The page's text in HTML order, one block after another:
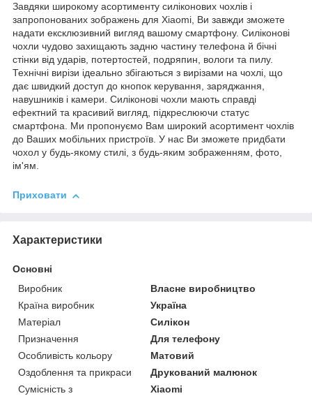
Завдяки широкому асортименту силіконових чохлів і
запропонованих зображень для Xiaomi, Ви завжди зможете
надати ексклюзивний вигляд вашому смартфону. Силіконові
чохли чудово захищають задню частину телефона й бічні
стінки від ударів, потертостей, подряпин, вологи та пилу.
Технічні вирізи ідеально збігаються з вирізами на чохлі, що
дає швидкий доступ до кнопок керування, заряджання,
навушників і камери. Силіконові чохли мають справді
ефектний та красивий вигляд, підкреслюючи статус
смартфона. Ми пропонуємо Вам широкий асортимент чохлів
до Ваших мобільних пристроїв. У нас Ви зможете придбати
чохол у будь-якому стилі, з будь-яким зображенням, фото,
ім'ям.
Приховати
Характеристики
Основні
Виробник
Власне виробництво
Країна виробник
Україна
Матеріал
Силікон
Призначення
Для телефону
Особливість кольору
Матовий
Оздоблення та прикраси
Друкований малюнок
Сумісність з
Xiaomi